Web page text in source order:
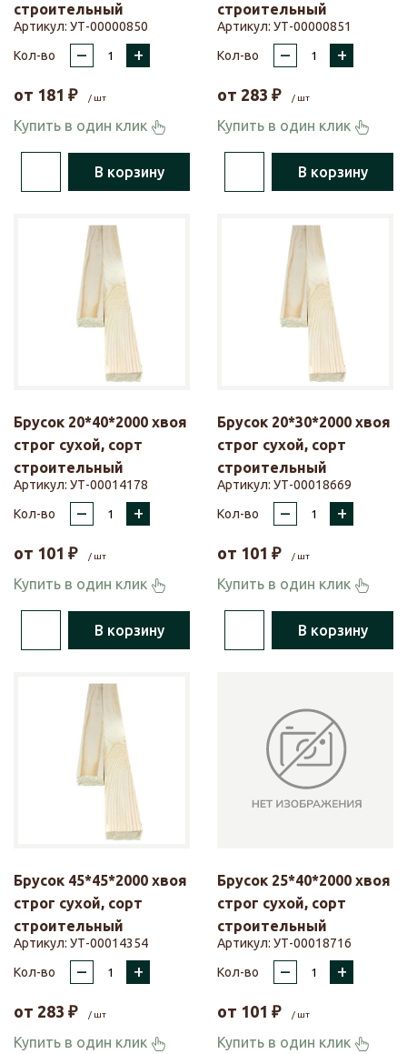
строительный
Артикул: УТ-00000850
Кол-во
– +
от 181 ₽ / шт
Купить в один клик
В корзину
строительный
Артикул: УТ-00000851
Кол-во
– +
от 283 ₽ / шт
Купить в один клик
В корзину
Брусок 20*40*2000 хвоя
строг сухой, сорт
строительный
Артикул: УТ-00014178
Кол-во
– +
от 101 ₽ / шт
Купить в один клик
В корзину
Брусок 20*30*2000 хвоя
строг сухой, сорт
строительный
Артикул: УТ-00018669
Кол-во
– +
от 101 ₽ / шт
Купить в один клик
В корзину
Брусок 45*45*2000 хвоя
строг сухой, сорт
строительный
Артикул: УТ-00014354
Кол-во
– +
от 283 ₽ / шт
Купить в один клик
Брусок 25*40*2000 хвоя
строг сухой, сорт
строительный
Артикул: УТ-00018716
Кол-во
– +
от 101 ₽ / шт
Купить в один клик